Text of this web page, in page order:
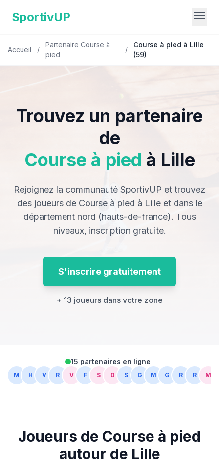
SportivUP
Accueil /
Partenaire Course à
pied
/
Course à pied à Lille
(59)
Trouvez un partenaire
de
Course à pied à Lille
Rejoignez la communauté SportivUP et trouvez
des joueurs de Course à pied à Lille et dans le
département nord (hauts-de-france). Tous
niveaux, inscription gratuite.
S'inscrire gratuitement
+ 13 joueurs dans votre zone
15 partenaires en ligne
M H V R V F S D S G M G R R M
Joueurs de Course à pied
autour de Lille